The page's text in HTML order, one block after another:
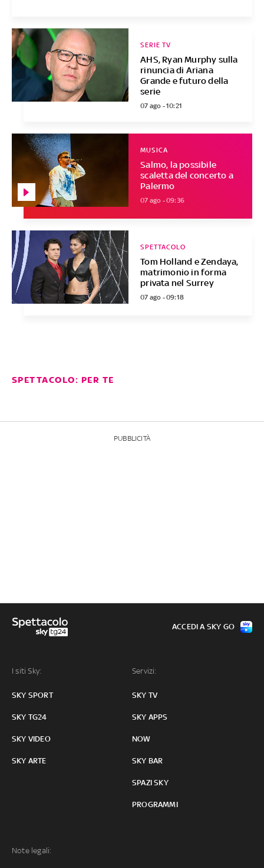
AHS, Ryan Murphy sulla
rinuncia di Ariana
Grande e futuro della
serie
SERIE TV
07 ago - 10:21
Salmo, la possibile
scaletta del concerto a
Palermo
MUSICA
07 ago - 09:36
Tom Holland e Zendaya,
matrimonio in forma
privata nel Surrey
SPETTACOLO
07 ago - 09:18
SPETTACOLO: PER TE
PUBBLICITÀ
I siti Sky:
SKY SPORT
SKY TG24
SKY VIDEO
SKY ARTE
Servizi:
SKY TV
SKY APPS
NOW
SKY BAR
SPAZI SKY
PROGRAMMI
Note legali:
ACCEDI A SKY GO